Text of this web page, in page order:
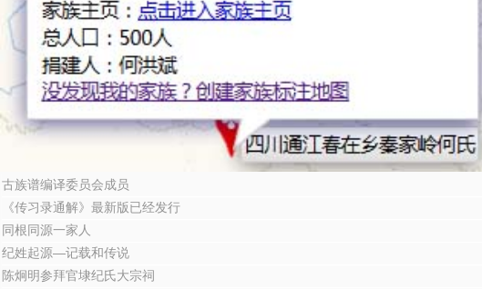
古族谱编译委员会成员
《传习录通解》最新版已经发行
同根同源一家人
纪姓起源—记载和传说
陈炯明参拜官埭纪氏大宗祠